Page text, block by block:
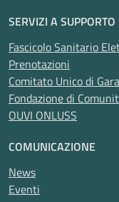
SERVIZI A SUPPORTO
Fascicolo Sanitario
Prenotazioni
Comitato Unico di
Fondazione di
OUVI ONLUSS
COMUNICAZIONE
News
Eventi